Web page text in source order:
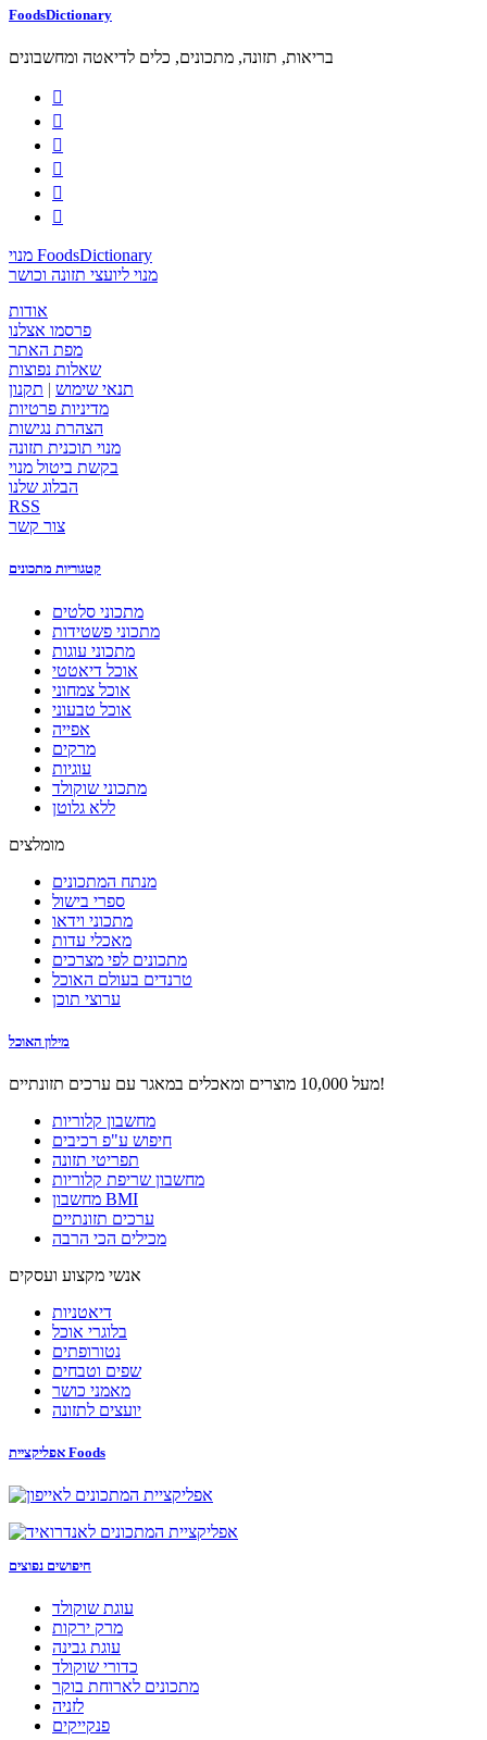
FoodsDictionary
בריאות, תזונה, מתכונים, כלים לדיאטה ומחשבונים






מנוי FoodsDictionary
מנוי ליועצי תזונה וכושר
אודות
פרסמו אצלנו
מפת האתר
שאלות נפוצות
תנאי שימוש | תקנון
מדיניות פרטיות
הצהרת נגישות
מנוי תוכנית תזונה
בקשת ביטול מנוי
הבלוג שלנו
RSS
צור קשר
קטגוריות מתכונים
מתכוני סלטים
מתכוני פשטידות
מתכוני עוגות
אוכל דיאטטי
אוכל צמחוני
אוכל טבעוני
אפייה
מרקים
עוגיות
מתכוני שוקולד
ללא גלוטן
מומלצים
מנתח המתכונים
ספרי בישול
מתכוני וידאו
מאכלי עדות
מתכונים לפי מצרכים
טרנדים בעולם האוכל
ערוצי תוכן
מילון האוכל
מעל 10,000 מוצרים ומאכלים במאגר עם ערכים תזונתיים!
מחשבון קלוריות
חיפוש ע"פ רכיבים
תפריטי תזונה
מחשבון שריפת קלוריות
מחשבון BMI
ערכים תזונתיים
מכילים הכי הרבה
אנשי מקצוע ועסקים
דיאטניות
בלוגרי אוכל
נטורופתים
שפים וטבחים
מאמני כושר
יועצים לתזונה
אפליקציית Foods
חיפושים נפוצים
עוגת שוקולד
מרק ירקות
עוגת גבינה
כדורי שוקולד
מתכונים לארוחת בוקר
לזניה
פנקייקים